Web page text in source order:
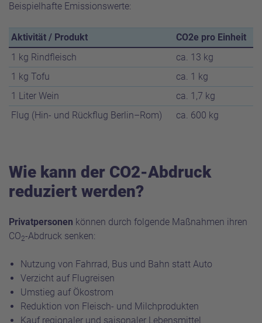
Beispielhafte Emissionswerte:
Aktivität / Produkt
CO2e pro Einheit
1 kg Rindfleisch
ca. 13 kg
1 kg Tofu
ca. 1 kg
1 Liter Wein
ca. 1,7 kg
Flug (Hin- und Rückflug Berlin–Rom)
ca. 600 kg
Wie kann der CO2-Abdruck
reduziert werden?
Privatpersonen können durch folgende Maßnahmen ihren
CO2-Abdruck senken:
Nutzung von Fahrrad, Bus und Bahn statt Auto
Verzicht auf Flugreisen
Umstieg auf Ökostrom
Reduktion von Fleisch- und Milchprodukten
Kauf regionaler und saisonaler Lebensmittel